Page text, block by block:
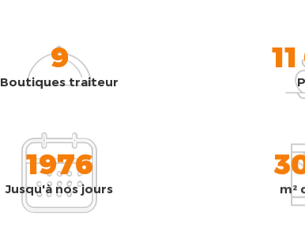
9
Boutiques traiteur
1976
Jusqu'à nos jours m²